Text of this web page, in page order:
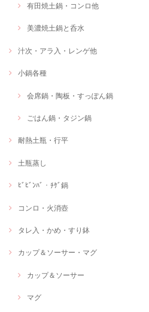
有田焼土鍋・コンロ他
美濃焼土鍋と呑水
汁次・アラ入・レンゲ他
小鍋各種
会席鍋・陶板・すっぽん鍋
ごはん鍋・タジン鍋
耐熱土瓶・行平
土瓶蒸し
ﾋﾞﾋﾞﾝﾊﾞ・ﾁｹﾞ鍋
コンロ・火消壺
タレ入・かめ・すり鉢
カップ＆ソーサー・マグ
カップ＆ソーサー
マグ